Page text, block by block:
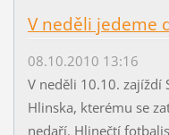
V neděli jedeme
08.10.2010 13:16
V neděli 10.10. zajíždí
Hlinska, kterému se
nedaří. Hlinečtí